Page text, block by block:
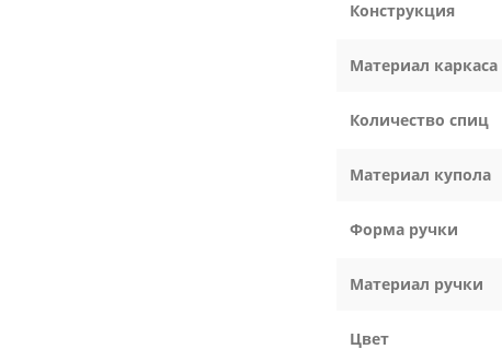
Конструкция
Материал каркаса
Количество спиц
Материал купола
Форма ручки
Материал ручки
Цвет